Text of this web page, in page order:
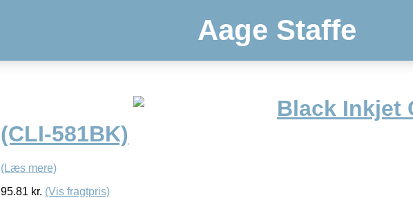
Aage Staffe
Black Inkjet
(CLI-581BK)
(Læs mere)
95.81 kr. (Vis fragtpris)